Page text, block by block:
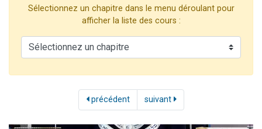
Il reste 49 places pour étudier en groupe sur Zoom
3 personnes viennent de nous rejoindre sur WhatsApp
Sélectionnez un chapitre dans le menu déroulant pour
afficher la liste des cours :
précédent suivant